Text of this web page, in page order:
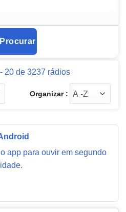
Procurar
20 de 3237 rádios
Organizar :
app para ouvir em segundo